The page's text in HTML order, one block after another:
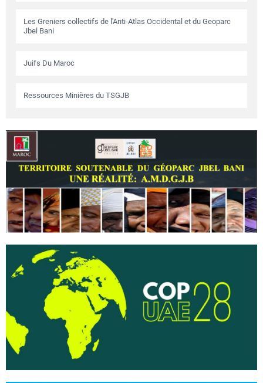
Les Greniers collectifs de l'Anti-Atlas Occidental et du Geoparc
Jbel Bani
Juifs Du Maroc
Ressources Minières du TSGJB